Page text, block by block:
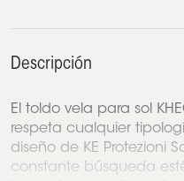
Descripción
El toldo vela para sol
respeta cualquier
diseño de KE Protezioni
constante búsqueda